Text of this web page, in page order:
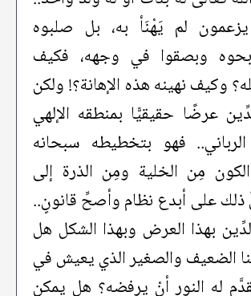
لم يَهْنَأ به، بل صلبوه
وبصقوا في وجهه، فكيف
وكيف نهينه هذه الإهانة؟! ولكن
عرضًا حقيقيًّا بمنطقه الإلهي
فهو بتخطيطه سبحانه
مِن الخلية ومِن الذرة إلى
ذلك على أبدع نظام وأصحِّ قانونٍ..
بهذا العرض وبهذا الشكل هل
الضعيف والصغير الذي يعيش في
له النور أنْ يرفضه؟ هل يمكن